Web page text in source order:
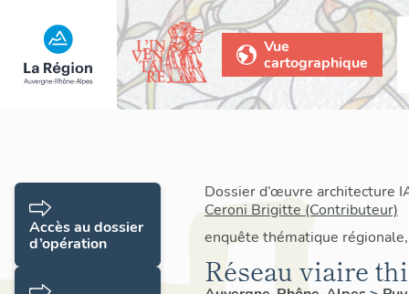
Vue
cartographique
Dossier d’œuvre architecture
Ceroni Brigitte (Contributeur)
enquête thématique
Réseau viaire
Accès au dossier
d’opération